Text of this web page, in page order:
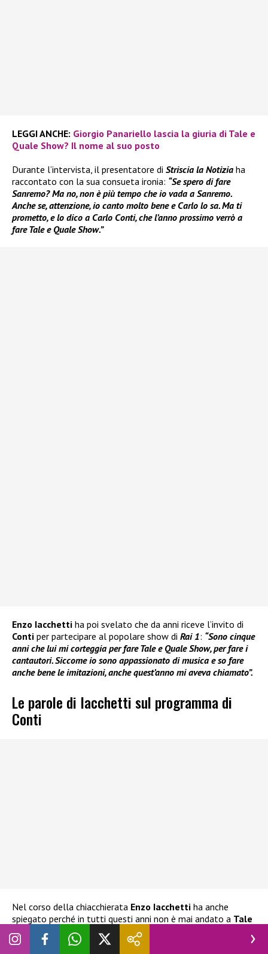
LEGGI ANCHE: Giorgio Panariello lascia la giuria di Tale e
Quale Show? Il nome al suo posto
Durante l’intervista, il presentatore di Striscia la Notizia ha
raccontato con la sua consueta ironia: “Se spero di fare
Sanremo? Ma no, non è più tempo che io vada a Sanremo.
Anche se, attenzione, io canto molto bene e Carlo lo sa. Ma ti
prometto, e lo dico a Carlo Conti, che l’anno prossimo verrò a
fare Tale e Quale Show.”
Enzo Iacchetti ha poi svelato che da anni riceve l’invito di
Conti per partecipare al popolare show di Rai 1: “Sono cinque
anni che lui mi corteggia per fare Tale e Quale Show, per fare i
cantautori. Siccome io sono appassionato di musica e so fare
anche bene le imitazioni, anche quest’anno mi aveva chiamato”.
Le parole di Iacchetti sul programma di
Conti
Nel corso della chiacchierata Enzo Iacchetti ha anche
spiegato perché in tutti questi anni non è mai andato a Tale
e Quale Show: